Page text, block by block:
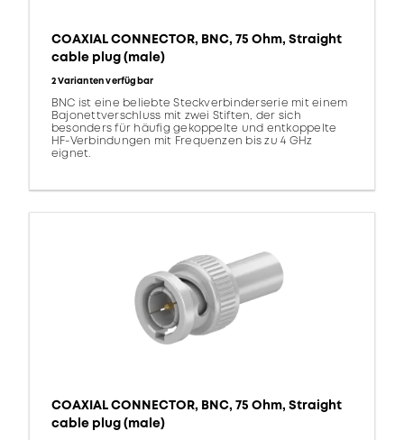
COAXIAL CONNECTOR, BNC, 75 Ohm, Straight
cable plug (male)
2 Varianten verfügbar
BNC ist eine beliebte Steckverbinderserie mit einem
Bajonettverschluss mit zwei Stiften, der sich
besonders für häufig gekoppelte und entkoppelte
HF-Verbindungen mit Frequenzen bis zu 4 GHz
eignet.
COAXIAL CONNECTOR, BNC, 75 Ohm, Straight
cable plug (male)